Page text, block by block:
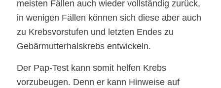
meisten Fällen auch wieder vollständig zurück,
in wenigen Fällen können sich diese aber auch
zu Krebsvorstufen und letzten Endes zu
Gebärmutterhalskrebs entwickeln.
Der Pap-Test kann somit helfen Krebs
vorzubeugen. Denn er kann Hinweise auf